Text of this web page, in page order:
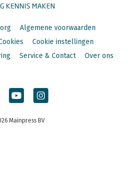
KENNIS MAKEN
Algemene voorwaarden
Cookie instellingen
Service & Contact Over ons
Mainpress BV